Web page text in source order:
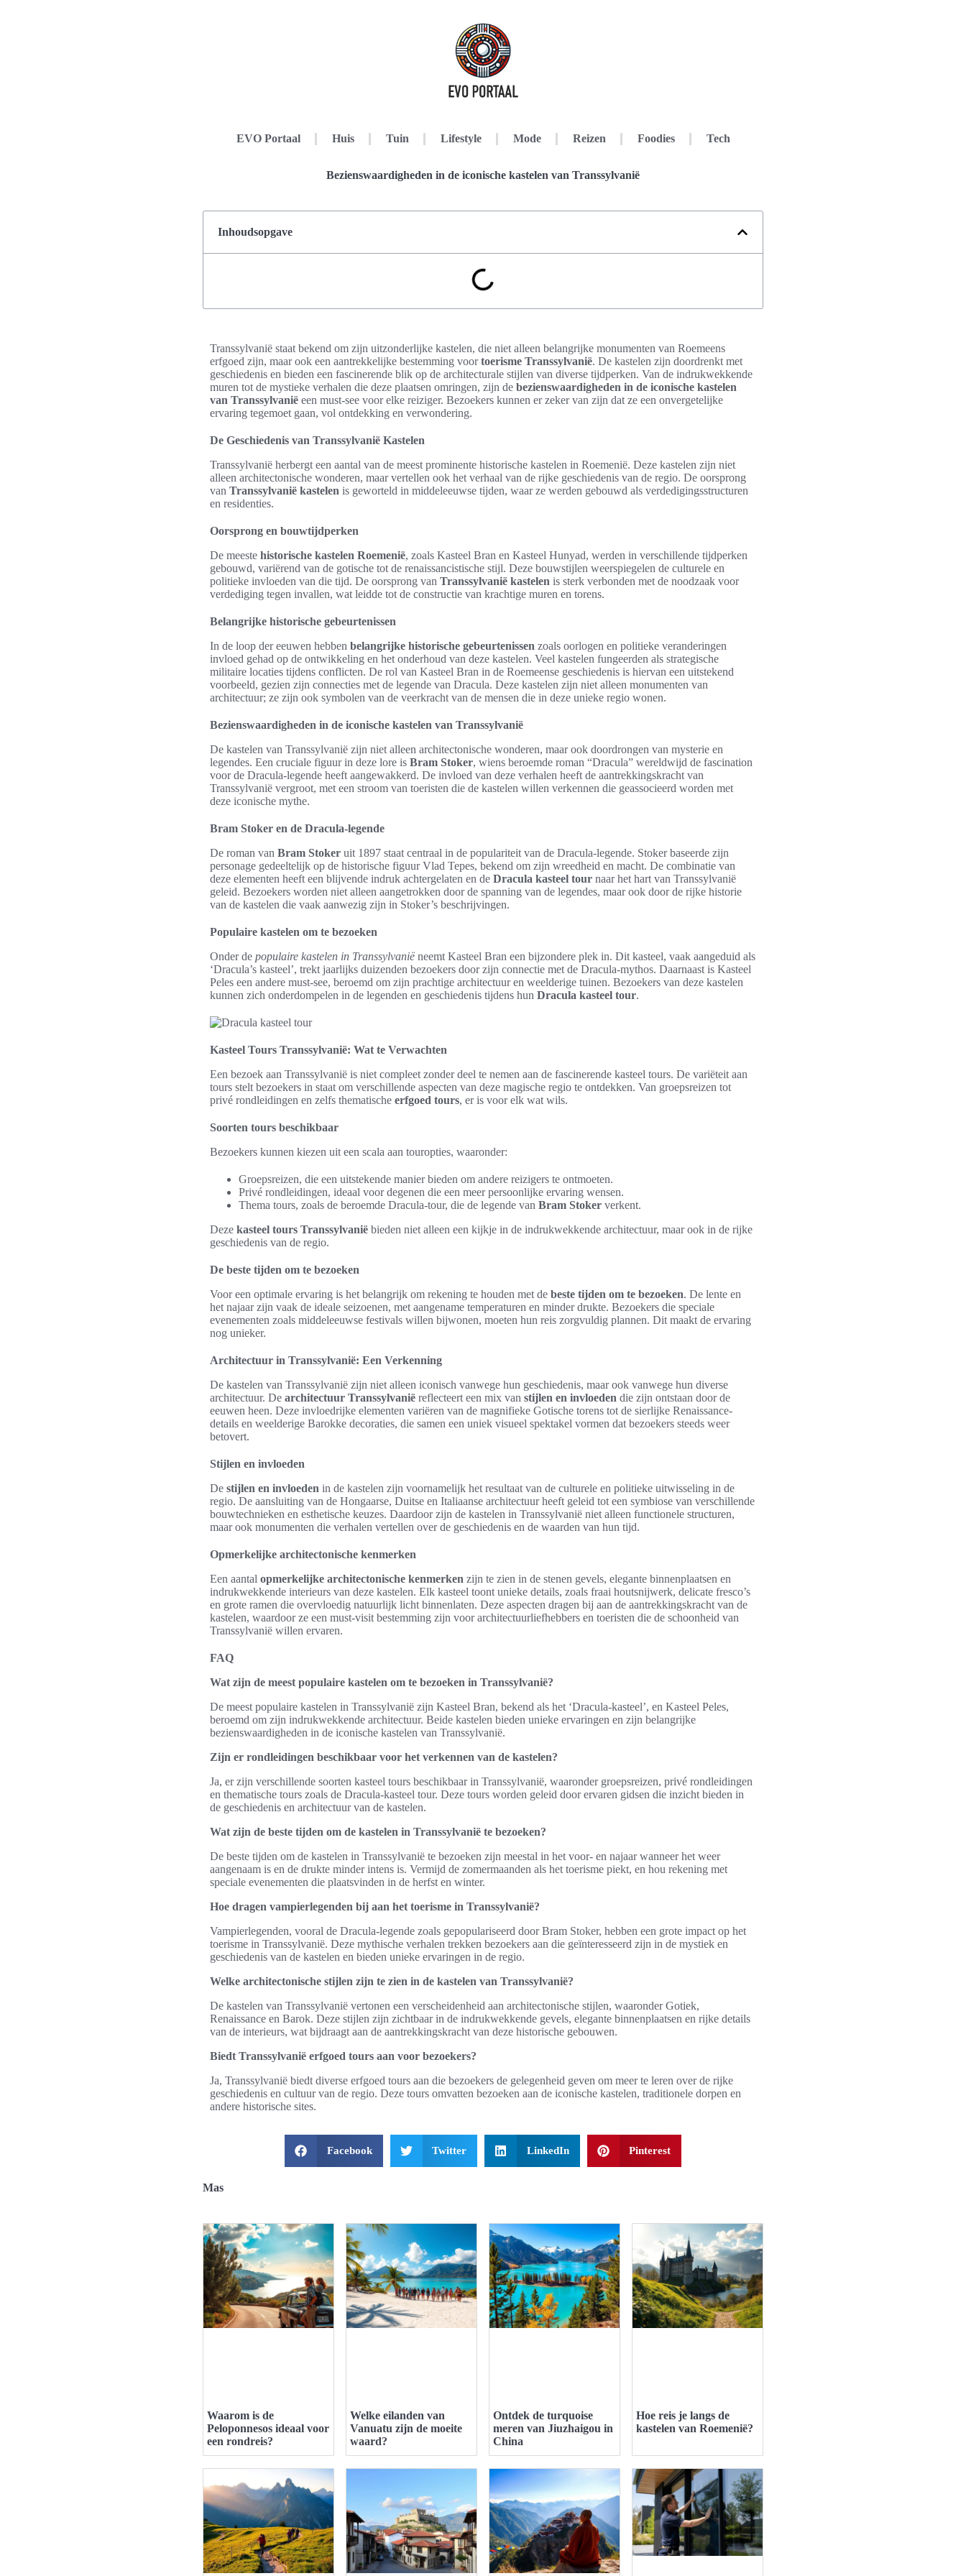
EVO Portaal Huis Tuin Lifestyle Mode Reizen Foodies Tech
Bezienswaardigheden in de iconische kastelen van Transsylvanië
Inhoudsopgave
Transsylvanië staat bekend om zijn uitzonderlijke kastelen, die niet alleen belangrijke monumenten van Roemeens
erfgoed zijn, maar ook een aantrekkelijke bestemming voortoerisme Transsylvanië. De kastelen zijn doordrenkt met
geschiedenis en bieden een fascinerende blik op de architecturale stijlen van diverse tijdperken. Van de indrukwekkende
muren tot de mystieke verhalen die deze plaatsen omringen, zijn de bezienswaardigheden in de iconische kastelen
van Transsylvanië een must-see voor elke reiziger. Bezoekers kunnen er zeker van zijn dat ze een onvergetelijke
ervaring tegemoet gaan, vol ontdekking en verwondering.
De Geschiedenis van Transsylvanië Kastelen
Transsylvanië herbergt een aantal van de meest prominente historische kastelen in Roemenië. Deze kastelen zijn niet
alleen architectonische wonderen, maar vertellen ook het verhaal van de rijke geschiedenis van de regio. De oorsprong
van Transsylvanië kastelen is geworteld in middeleeuwse tijden, waar ze werden gebouwd als verdedigingsstructuren
en residenties.
Oorsprong en bouwtijdperken
De meeste historische kastelen Roemenië, zoals Kasteel Bran en Kasteel Hunyad, werden in verschillende tijdperken
gebouwd, variërend van de gotische tot de renaissancistische stijl. Deze bouwstijlen weerspiegelen de culturele en
politieke invloeden van die tijd. De oorsprong van Transsylvanië kastelen is sterk verbonden met de noodzaak voor
verdediging tegen invallen, wat leidde tot de constructie van krachtige muren en torens.
Belangrijke historische gebeurtenissen
In de loop der eeuwen hebben belangrijke historische gebeurtenissen zoals oorlogen en politieke veranderingen
invloed gehad op de ontwikkeling en het onderhoud van deze kastelen. Veel kastelen fungeerden als strategische
militaire locaties tijdens conflicten. De rol van Kasteel Bran in de Roemeense geschiedenis is hiervan een uitstekend
voorbeeld, gezien zijn connecties met de legende van Dracula. Deze kastelen zijn niet alleen monumenten van
architectuur; ze zijn ook symbolen van de veerkracht van de mensen die in deze unieke regio wonen.
Bezienswaardigheden in de iconische kastelen van Transsylvanië
De kastelen van Transsylvanië zijn niet alleen architectonische wonderen, maar ook doordrongen van mysterie en
legendes. Een cruciale figuur in deze lore is Bram Stoker, wiens beroemde roman “Dracula” wereldwijd de fascination
voor de Dracula-legende heeft aangewakkerd. De invloed van deze verhalen heeft de aantrekkingskracht van
Transsylvanië vergroot, met een stroom van toeristen die de kastelen willen verkennen die geassocieerd worden met
deze iconische mythe.
Bram Stoker en de Dracula-legende
De roman van Bram Stoker uit 1897 staat centraal in de populariteit van de Dracula-legende. Stoker baseerde zijn
personage gedeeltelijk op de historische figuur Vlad Tepes, bekend om zijn wreedheid en macht. De combinatie van
deze elementen heeft een blijvende indruk achtergelaten en de Dracula kasteel tour naar het hart van Transsylvanië
geleid. Bezoekers worden niet alleen aangetrokken door de spanning van de legendes, maar ook door de rijke historie
van de kastelen die vaak aanwezig zijn in Stoker’s beschrijvingen.
Populaire kastelen om te bezoeken
Onder de populaire kastelen in Transsylvanië neemt Kasteel Bran een bijzondere plek in. Dit kasteel, vaak aangeduid als
‘Dracula’s kasteel’, trekt jaarlijks duizenden bezoekers door zijn connectie met de Dracula-mythos. Daarnaast is Kasteel
Peles een andere must-see, beroemd om zijn prachtige architectuur en weelderige tuinen. Bezoekers van deze kastelen
kunnen zich onderdompelen in de legenden en geschiedenis tijdens hun Dracula kasteel tour.
Kasteel Tours Transsylvanië: Wat te Verwachten
Een bezoek aan Transsylvanië is niet compleet zonder deel te nemen aan de fascinerende kasteel tours. De variëteit aan
tours stelt bezoekers in staat om verschillende aspecten van deze magische regio te ontdekken. Van groepsreizen tot
privé rondleidingen en zelfs thematische erfgoed tours, er is voor elk wat wils.
Soorten tours beschikbaar
Bezoekers kunnen kiezen uit een scala aan touropties, waaronder:
Groepsreizen, die een uitstekende manier bieden om andere reizigers te ontmoeten.
Privé rondleidingen, ideaal voor degenen die een meer persoonlijke ervaring wensen.
Thema tours, zoals de beroemde Dracula-tour, die de legende van Bram Stoker verkent.
Deze kasteel tours Transsylvanië bieden niet alleen een kijkje in de indrukwekkende architectuur, maar ook in de rijke
geschiedenis van de regio.
De beste tijden om te bezoeken
Voor een optimale ervaring is het belangrijk om rekening te houden met de beste tijden om te bezoeken. De lente en
het najaar zijn vaak de ideale seizoenen, met aangename temperaturen en minder drukte. Bezoekers die speciale
evenementen zoals middeleeuwse festivals willen bijwonen, moeten hun reis zorgvuldig plannen. Dit maakt de ervaring
nog unieker.
Architectuur in Transsylvanië: Een Verkenning
De kastelen van Transsylvanië zijn niet alleen iconisch vanwege hun geschiedenis, maar ook vanwege hun diverse
architectuur. De architectuur Transsylvanië reflecteert een mix van stijlen en invloeden die zijn ontstaan door de
eeuwen heen. Deze invloedrijke elementen variëren van de magnifieke Gotische torens tot de sierlijke Renaissance-
details en weelderige Barokke decoraties, die samen een uniek visueel spektakel vormen dat bezoekers steeds weer
betovert.
Stijlen en invloeden
De stijlen en invloeden in de kastelen zijn voornamelijk het resultaat van de culturele en politieke uitwisseling in de
regio. De aansluiting van de Hongaarse, Duitse en Italiaanse architectuur heeft geleid tot een symbiose van verschillende
bouwtechnieken en esthetische keuzes. Daardoor zijn de kastelen in Transsylvanië niet alleen functionele structuren,
maar ook monumenten die verhalen vertellen over de geschiedenis en de waarden van hun tijd.
Opmerkelijke architectonische kenmerken
Een aantal opmerkelijke architectonische kenmerken zijn te zien in de stenen gevels, elegante binnenplaatsen en
indrukwekkende interieurs van deze kastelen. Elk kasteel toont unieke details, zoals fraai houtsnijwerk, delicate fresco’s
en grote ramen die overvloedig natuurlijk licht binnenlaten. Deze aspecten dragen bij aan de aantrekkingskracht van de
kastelen, waardoor ze een must-visit bestemming zijn voor architectuurliefhebbers en toeristen die de schoonheid van
Transsylvanië willen ervaren.
FAQ
Wat zijn de meest populaire kastelen om te bezoeken in Transsylvanië?
De meest populaire kastelen in Transsylvanië zijn Kasteel Bran, bekend als het ‘Dracula-kasteel’, en Kasteel Peles,
beroemd om zijn indrukwekkende architectuur. Beide kastelen bieden unieke ervaringen en zijn belangrijke
bezienswaardigheden in de iconische kastelen van Transsylvanië.
Zijn er rondleidingen beschikbaar voor het verkennen van de kastelen?
Ja, er zijn verschillende soorten kasteel tours beschikbaar in Transsylvanië, waaronder groepsreizen, privé rondleidingen
en thematische tours zoals de Dracula-kasteel tour. Deze tours worden geleid door ervaren gidsen die inzicht bieden in
de geschiedenis en architectuur van de kastelen.
Wat zijn de beste tijden om de kastelen in Transsylvanië te bezoeken?
De beste tijden om de kastelen in Transsylvanië te bezoeken zijn meestal in het voor- en najaar wanneer het weer
aangenaam is en de drukte minder intens is. Vermijd de zomermaanden als het toerisme piekt, en hou rekening met
speciale evenementen die plaatsvinden in de herfst en winter.
Hoe dragen vampierlegenden bij aan het toerisme in Transsylvanië?
Vampierlegenden, vooral de Dracula-legende zoals gepopulariseerd door Bram Stoker, hebben een grote impact op het
toerisme in Transsylvanië. Deze mythische verhalen trekken bezoekers aan die geïnteresseerd zijn in de mystiek en
geschiedenis van de kastelen en bieden unieke ervaringen in de regio.
Welke architectonische stijlen zijn te zien in de kastelen van Transsylvanië?
De kastelen van Transsylvanië vertonen een verscheidenheid aan architectonische stijlen, waaronder Gotiek,
Renaissance en Barok. Deze stijlen zijn zichtbaar in de indrukwekkende gevels, elegante binnenplaatsen en rijke details
van de interieurs, wat bijdraagt aan de aantrekkingskracht van deze historische gebouwen.
Biedt Transsylvanië erfgoed tours aan voor bezoekers?
Ja, Transsylvanië biedt diverse erfgoed tours aan die bezoekers de gelegenheid geven om meer te leren over de rijke
geschiedenis en cultuur van de regio. Deze tours omvatten bezoeken aan de iconische kastelen, traditionele dorpen en
andere historische sites.
Facebook Twitter LinkedIn Pinterest
Mas
Waarom is de
Peloponnesos ideaal voor
een rondreis?
Welke eilanden van
Vanuatu zijn de moeite
waard?
Ontdek de turquoise
meren van Jiuzhaigou in
China
Hoe reis je langs de
kastelen van Roemenië?